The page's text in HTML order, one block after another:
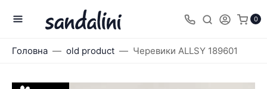
0
Головна old product Черевики ALLSY 189601